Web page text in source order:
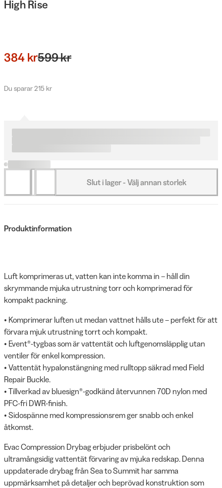
High Rise
384 kr599 kr
Du sparar 215 kr
Slut i lager - Välj annan storlek
Produktinformation
Luft komprimeras ut, vatten kan inte komma in – håll din
skrymmande mjuka utrustning torr och komprimerad för
kompakt packning.
• Komprimerar luften ut medan vattnet hålls ute – perfekt för att
förvara mjuk utrustning torrt och kompakt.
• Event®-tygbas som är vattentät och luftgenomsläpplig utan
ventiler för enkel kompression.
• Vattentät hypalonstängning med rulltopp säkrad med Field
Repair Buckle.
• Tillverkad av bluesign®-godkänd återvunnen 70D nylon med
PFC-fri DWR-finish.
• Sidospänne med kompressionsrem ger snabb och enkel
åtkomst.
Evac Compression Drybag erbjuder prisbelönt och
ultramångsidig vattentät förvaring av mjuka redskap. Denna
uppdaterade drybag från Sea to Summit har samma
uppmärksamhet på detaljer och beprövad konstruktion som